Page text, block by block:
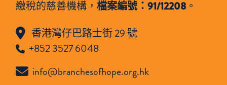
繳稅的慈善機構， 檔案編號：91/12208。
香港灣仔巴路士街 29 號
+852 3527 6048
info@branchesofhope.org.hk